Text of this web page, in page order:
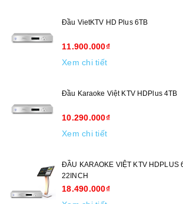
Đầu VietKTV HD Plus 6TB
11.900.000₫
Xem chi tiết
Đầu Karaoke Việt KTV HDPlus 4TB
10.290.000₫
Xem chi tiết
ĐẦU KARAOKE VIỆT KTV HDPLUS
22INCH
18.490.000₫